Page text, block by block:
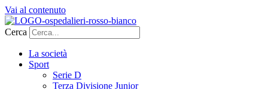
Vai al contenuto
Cerca
La società
Sport
Serie D
Terza Divisione Junior